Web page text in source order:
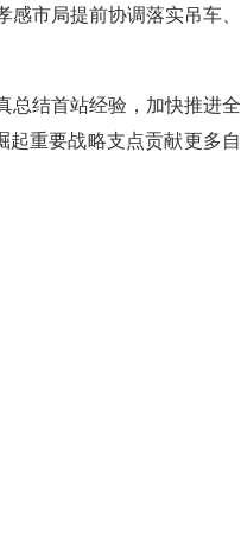
市局提前协调落实吊车、
总结首站经验，加快推进全
重要战略支点贡献更多自